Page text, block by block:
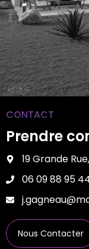
CONTACT
Prendre
19 Grande
06 09 88 95
Nous Contacter